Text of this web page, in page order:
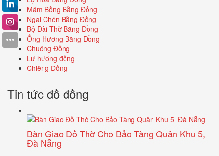
Mâm Bồng Bằng Đồng
Ngai Chén Bằng Đồng
Bộ Đài Thờ Bằng Đồng
Ống Hương Bằng Đồng
Chuông Đồng
Lư hương đồng
Chiêng Đồng
Tin tức đồ đồng
Bàn Giao Đồ Thờ Cho Bảo Tàng Quân Khu 5,
Đà Nẵng